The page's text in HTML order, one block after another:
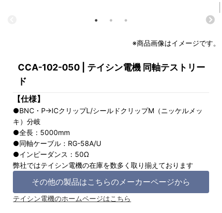
※商品画像はイメージです。
CCA-102-050 | テイシン電機 同軸テストリー
ド
【仕様】
●BNC・P→ICクリップL/シールドクリップM（ニッケルメッ
キ）分岐
●全長：5000mm
●同軸ケーブル：RG-58A/U
●インピーダンス：50Ω
弊社ではテイシン電機の在庫を数多く取り揃えております
その他の製品はこちらのメーカーページから
テイシン電機のホームページはこちら